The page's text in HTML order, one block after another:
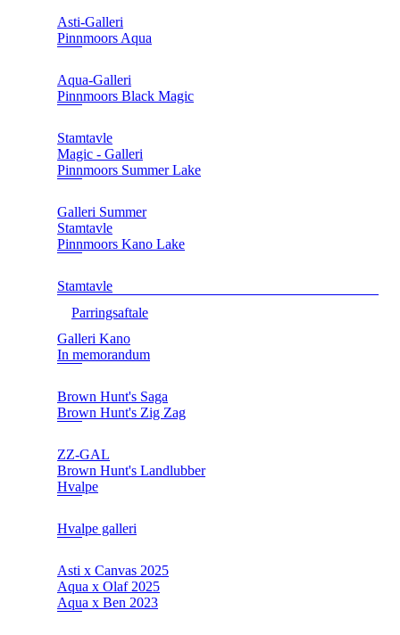
Asti-Galleri
Pinnmoors Aqua
Aqua-Galleri
Pinnmoors Black Magic
Stamtavle
Magic - Galleri
Pinnmoors Summer Lake
Galleri Summer
Stamtavle
Pinnmoors Kano Lake
Stamtavle
Parringsaftale
Galleri Kano
In memorandum
Brown Hunt's Saga
Brown Hunt's Zig Zag
ZZ-GAL
Brown Hunt's Landlubber
Hvalpe
Hvalpe galleri
Asti x Canvas 2025
Aqua x Olaf 2025
Aqua x Ben 2023